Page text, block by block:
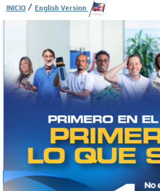
INICIO / English Version
ADS-3A
ADS-3B